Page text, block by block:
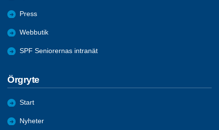
Press
Webbutik
SPF Seniorernas intranät
Örgryte
Start
Nyheter